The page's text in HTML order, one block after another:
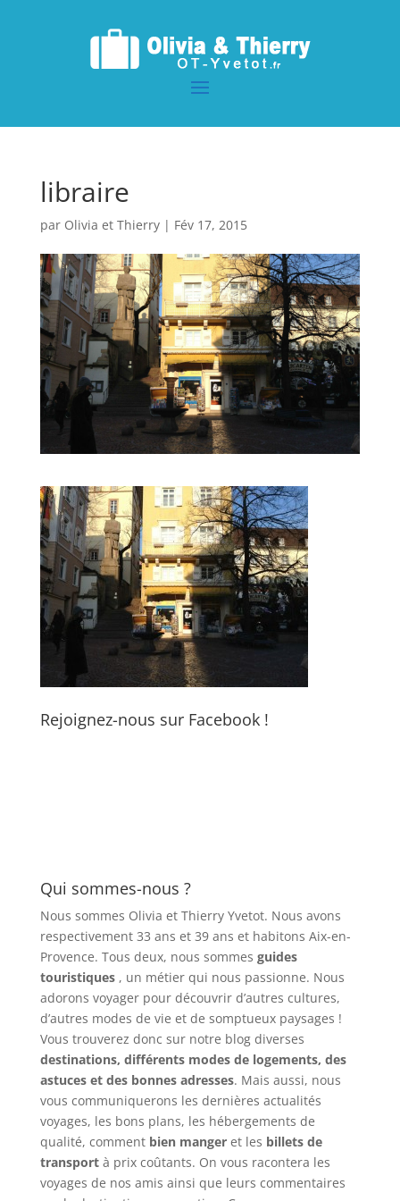
libraire
par Olivia et Thierry| Fév 17, 2015
Rejoignez-nous sur Facebook !
Qui sommes-nous ?
Nous sommes Olivia et Thierry Yvetot. Nous avons
respectivement 33 ans et 39 ans et habitons Aix-en-
Provence. Tous deux, nous sommes guides
touristiques , un métier qui nous passionne. Nous
adorons voyager pour découvrir d’autres cultures,
d’autres modes de vie et de somptueux paysages !
Vous trouverez donc sur notre blog diverses
destinations, différents modes de logements, des
astuces et des bonnes adresses. Mais aussi, nous
vous communiquerons les dernières actualités
voyages, les bons plans, les hébergements de
qualité, comment bien mangeret les billets de
transportà prix coûtants. On vous racontera les
voyages de nos amis ainsi que leurs commentaires